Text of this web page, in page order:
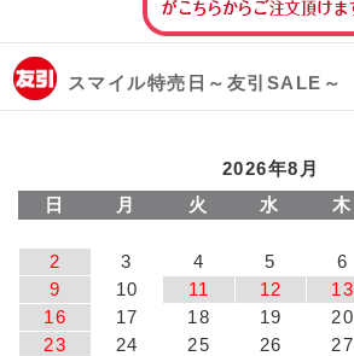
スマイル特売日～友引SALE～
2026年8月
日
月 火 水 木
2
3 4 5 6
9
10 11 12 13
16
17 18 19 20
23
24 25 26 27